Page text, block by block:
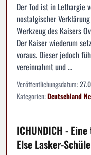
Der Tod ist in Lethargie
nostalgischer
Werkzeug des Kaisers
Der Kaiser wiederum
voraus. Dieser jedoch
vereinnahmt und ...
Veröffentlichungsdatum:
Kategorien:Deutschland
ICHUNDICH -
Else Lasker-